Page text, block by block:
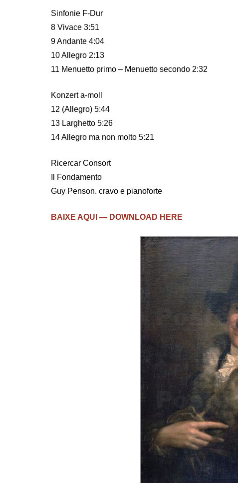
Sinfonie F-Dur
8 Vivace 3:51
9 Andante 4:04
10 Allegro 2:13
11 Menuetto primo – Menuetto secondo 2:32
Konzert a-moll
12 (Allegro) 5:44
13 Larghetto 5:26
14 Allegro ma non molto 5:21
Ricercar Consort
Il Fondamento
Guy Penson. cravo e pianoforte
BAIXE AQUI — DOWNLOAD HERE